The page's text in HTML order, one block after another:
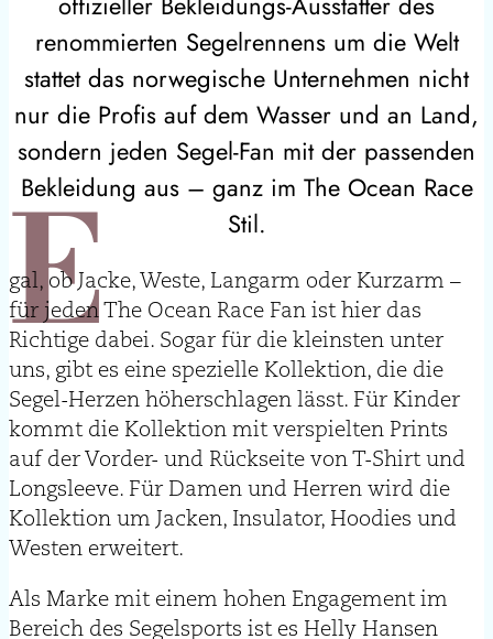
renommierten Segelrennens um die Welt
stattet das norwegische Unternehmen nicht
nur die Profis auf dem Wasser und an Land,
sondern jeden Segel-Fan mit der passenden
Bekleidung aus – ganz im The Ocean Race
Stil.
E
gal, ob Jacke, Weste, Langarm oder Kurzarm –
für jeden The Ocean Race Fan ist hier das
Richtige dabei. Sogar für die kleinsten unter
uns, gibt es eine spezielle Kollektion, die die
Segel-Herzen höherschlagen lässt. Für Kinder
kommt die Kollektion mit verspielten Prints
auf der Vorder- und Rückseite von T-Shirt und
Longsleeve. Für Damen und Herren wird die
Kollektion um Jacken, Insulator, Hoodies und
Westen erweitert.
Als Marke mit einem hohen Engagement im
Bereich des Segelsports ist es Helly Hansen